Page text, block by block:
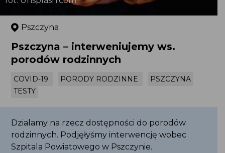
fot. Unsplash.com
Pszczyna
Pszczyna – interweniujemy ws.
porodów rodzinnych
COVID-19
Dzialamy na rzecz dostępności do porodów
rodzinnych. Podjęłyśmy interwencję wobec